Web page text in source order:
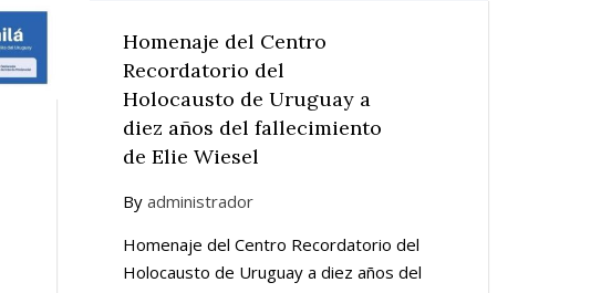
Homenaje del Centro
Recordatorio del
Holocausto de Uruguay a
diez años del fallecimiento
de Elie Wiesel
By administrador
Homenaje del Centro Recordatorio del
Holocausto de Uruguay a diez años del